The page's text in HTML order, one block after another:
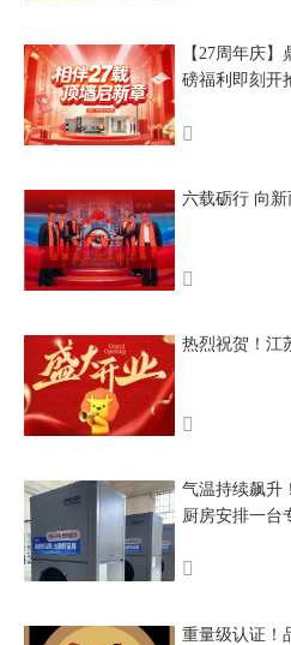
【27周年庆
磅福利即刻开
六载砺行 向新
热烈祝贺！江
气温持续飙升
厨房安排一台
重量级认证！